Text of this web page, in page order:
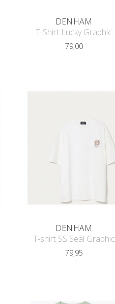
DENHAM
T-Shirt Lucky Graphic
79,00
DENHAM
T-shirt SS Seal Graphic
79,95